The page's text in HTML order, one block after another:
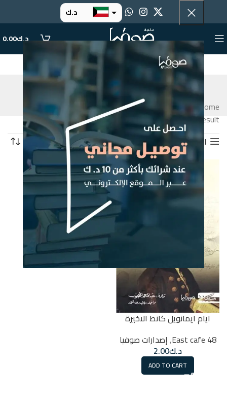
د.ك
ر.س
.د.ب
د.ك0.00
سيرة روائية
التصنيفات Home
Products tagged “سيرة روائية”
Showing the single result
التصفية
ايام ايمانويل كانط الاخيرة
48 East cafe
,إصدارات صوفيا
د.ك2.00
ADD TO CART